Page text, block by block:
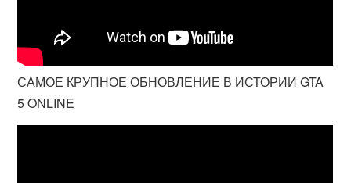
САМОЕ КРУПНОЕ ОБНОВЛЕНИЕ В ИСТОРИИ GTA
5 ONLINE